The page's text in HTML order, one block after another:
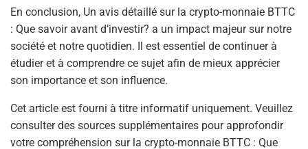
En conclusion, Un avis détaillé sur la crypto-monnaie BTTC
: Que savoir avant d’investir? a un impact majeur sur notre
société et notre quotidien. Il est essentiel de continuer à
étudier et à comprendre ce sujet afin de mieux apprécier
son importance et son influence.
Cet article est fourni à titre informatif uniquement. Veuillez
consulter des sources supplémentaires pour approfondir
votre compréhension sur la crypto-monnaie BTTC : Que